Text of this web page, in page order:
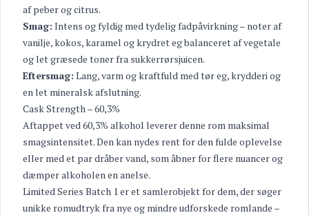
af peber og citrus.
Smag: Intens og fyldig med tydelig fadpåvirkning – noter af
vanilje, kokos, karamel og krydret eg balanceret af vegetale
og let græsede toner fra sukkerrørsjuicen.
Eftersmag: Lang, varm og kraftfuld med tør eg, krydderi og
en let mineralsk afslutning.
Cask Strength – 60,3%
Aftappet ved 60,3% alkohol leverer denne rom maksimal
smagsintensitet. Den kan nydes rent for den fulde oplevelse
eller med et par dråber vand, som åbner for flere nuancer og
dæmper alkoholen en anelse.
Limited Series Batch 1 er et samlerobjekt for dem, der søger
unikke romudtryk fra nye og mindre udforskede romlande –